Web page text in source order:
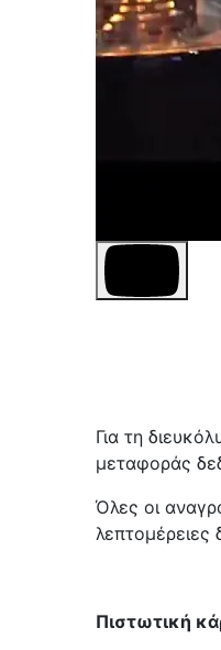
Για τη
μεταφοράς
Όλες οι
Πιστωτική